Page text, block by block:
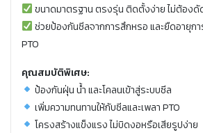
ขนาดมาตรฐาน ตรงรุ่น ติดตั้งง่าย ไม่ต้องดั
ช่วยป้องกันซีลจากการสึกหรอ และยืดอายุกา
PTO
คุณสมบัติพิเศษ:
ป้องกันฝุ่น น้ำ และโคลนเข้าสู่ระบบซีล
เพิ่มความทนทานให้กับซีลและเพลา PTO
โครงสร้างแข็งแรง ไม่บิดงอหรือเสียรูปง่าย